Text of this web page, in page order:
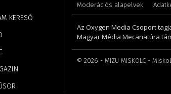
KERESŐ
Moderációs alapelvek
Az Oxygen Media Csoport
Magyar Média Mecanatúra
© 2026 - MIZU MISKOLC -